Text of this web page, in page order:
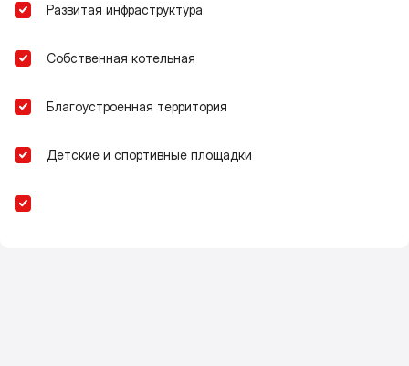
Развитая инфраструктура
Собственная котельная
Благоустроенная территория
Детские и спортивные площадки